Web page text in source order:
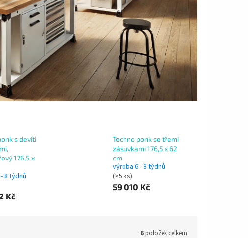
s devíti
176,5 x
8 týdnů
Kč
Techno ponk se třemi
zásuvkami 176,5 x 62
cm
výroba 6 - 8 týdnů
(>5 ks)
59 010 Kč
6položek celkem